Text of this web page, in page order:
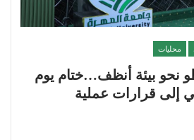
محليات
نحو بيئة أنظف…ختام يوم
إلى قرارات عملية